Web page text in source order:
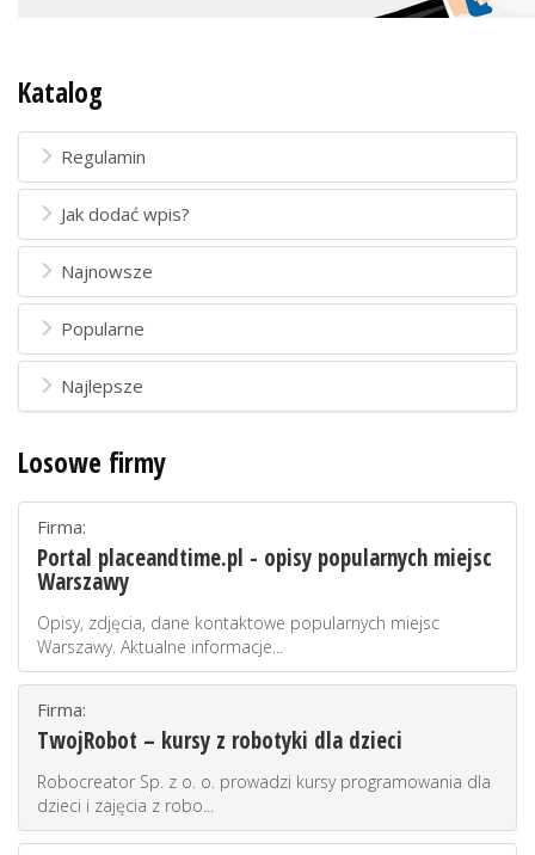
Katalog
Regulamin
Jak dodać wpis?
Najnowsze
Popularne
Najlepsze
Losowe firmy
Firma:
Portal placeandtime.pl - opisy popularnych miejsc
Warszawy
Opisy, zdjęcia, dane kontaktowe popularnych miejsc
Warszawy. Aktualne informacje...
Firma:
TwojRobot – kursy z robotyki dla dzieci
Robocreator Sp. z o. o. prowadzi kursy programowania dla
dzieci i zajęcia z robo...